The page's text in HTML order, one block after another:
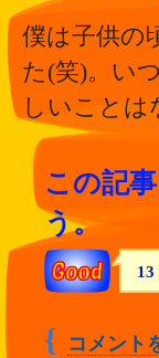
僕は子供の
た(笑)。い
しいことは
この記
う。
13
{ コメント